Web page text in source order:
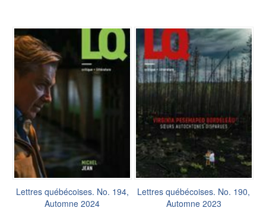
Lettres québécoises. No. 194,
Automne 2024
Lettres québécoises. No. 190,
Automne 2023